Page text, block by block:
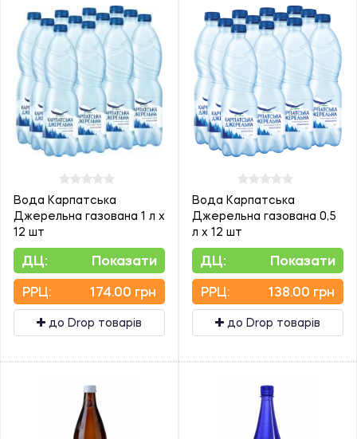
Вода Карпатська
Джерельна газована 1 л х
12 шт
ДЦ: Показати
PPЦ: 174.00 грн
до Drop товарів
Вода Карпатська
Джерельна газована 0,5
л х 12 шт
ДЦ: Показати
PPЦ: 138.00 грн
до Drop товарів